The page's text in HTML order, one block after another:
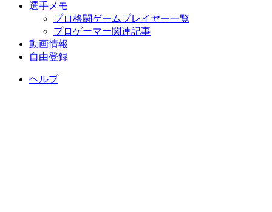
選手メモ
プロ格闘ゲームプレイヤー一覧
プロゲーマー関連記事
動画情報
自由登録
ヘルプ